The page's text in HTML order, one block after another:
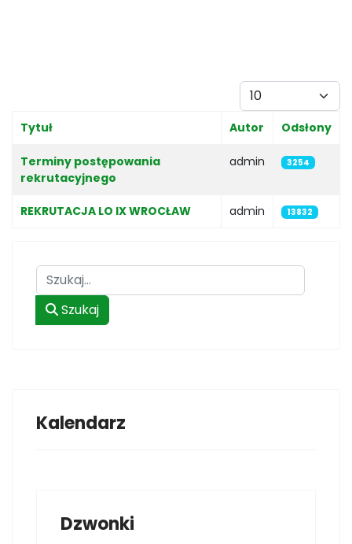
Pokaż #
Tytuł Autor Odsłony
Terminy postępowania
rekrutacyjnego
admin 3254
REKRUTACJA LO IX WROCŁAW admin 13832
Szukaj
Szukaj
Kalendarz
Dzwonki